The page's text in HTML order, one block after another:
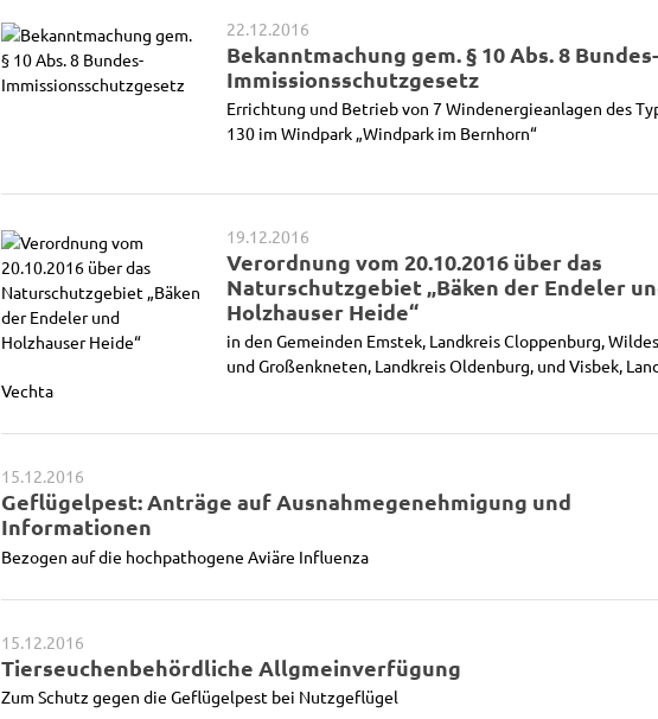
22.12.2016
Bekanntmachung gem. § 10 Abs. 8 Bundes-
Immissionsschutzgesetz
Errichtung und Betrieb von 7 Windenergieanlagen des
130 im Windpark „Windpark im Bernhorn“
19.12.2016
Verordnung vom 20.10.2016 über das
Naturschutzgebiet „Bäken der Endeler
Holzhauser Heide“
in den Gemeinden Emstek, Landkreis Cloppenburg,
und Großenkneten, Landkreis Oldenburg, und Visbek,
Vechta
15.12.2016
Geflügelpest: Anträge auf Ausnahmegenehmigung und
Informationen
Bezogen auf die hochpathogene Aviäre Influenza
15.12.2016
Tierseuchenbehördliche Allgmeinverfügung
Zum Schutz gegen die Geflügelpest bei Nutzgeflügel